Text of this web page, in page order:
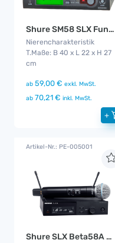
Shure SM58 SLX Funkmikro
Nierencharakteristik
T.Maße: B 40 x L 22 x H 27
cm
ab 59,00 € exkl. MwSt.
ab 70,21 € inkl. MwSt.
+
Artikel-Nr.: PE-005001
Shure SLX Beta58A Handset